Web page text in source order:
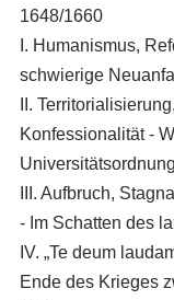
1648/1660
I. Humanismus,
schwierige
II.
Konfessionalität -
III. Aufbruch,
- Im Schatten des
IV. „Te deum
Ende des Krieges